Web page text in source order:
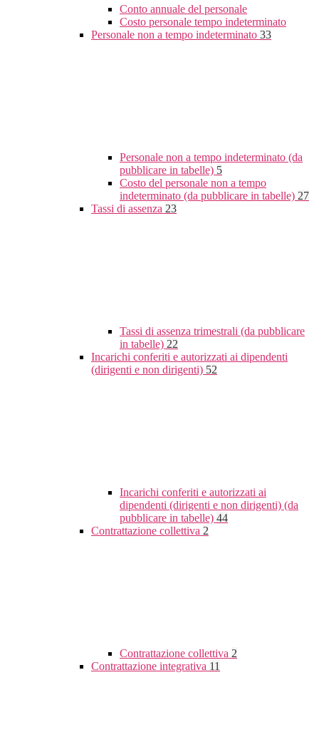
Conto annuale del personale
Costo personale tempo indeterminato
Personale non a tempo indeterminato 33
Personale non a tempo indeterminato (da
pubblicare in tabelle) 5
Costo del personale non a tempo
indeterminato (da pubblicare in tabelle) 27
Tassi di assenza 23
Tassi di assenza trimestrali (da pubblicare
in tabelle) 22
Incarichi conferiti e autorizzati ai dipendenti
(dirigenti e non dirigenti) 52
Incarichi conferiti e autorizzati ai
dipendenti (dirigenti e non dirigenti) (da
pubblicare in tabelle) 44
Contrattazione collettiva 2
Contrattazione collettiva 2
Contrattazione integrativa 11